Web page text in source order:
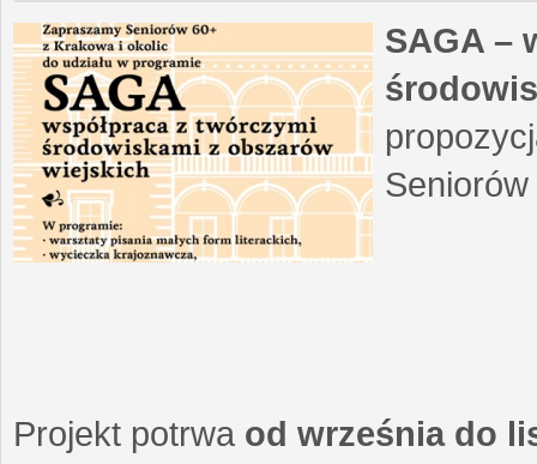
SAGA –
Projekt potrwa od września do